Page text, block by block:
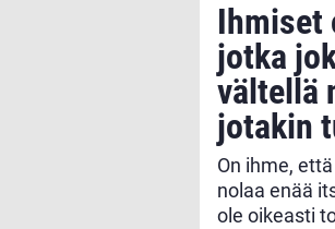
Ihmiset
jotka
vältellä
jotakin
On ihme,
nolaa enää
ole oikeasti